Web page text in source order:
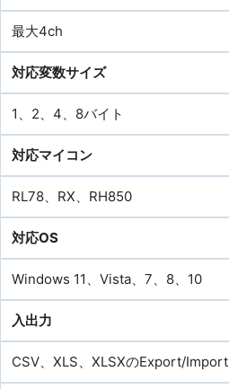
最大4ch
対応変数サイズ
1、2、4、8バイト
対応マイコン
RL78、RX、RH850
対応OS
Windows 11、Vista、7、8、10
入出力
CSV、XLS、XLSXのExport/Import